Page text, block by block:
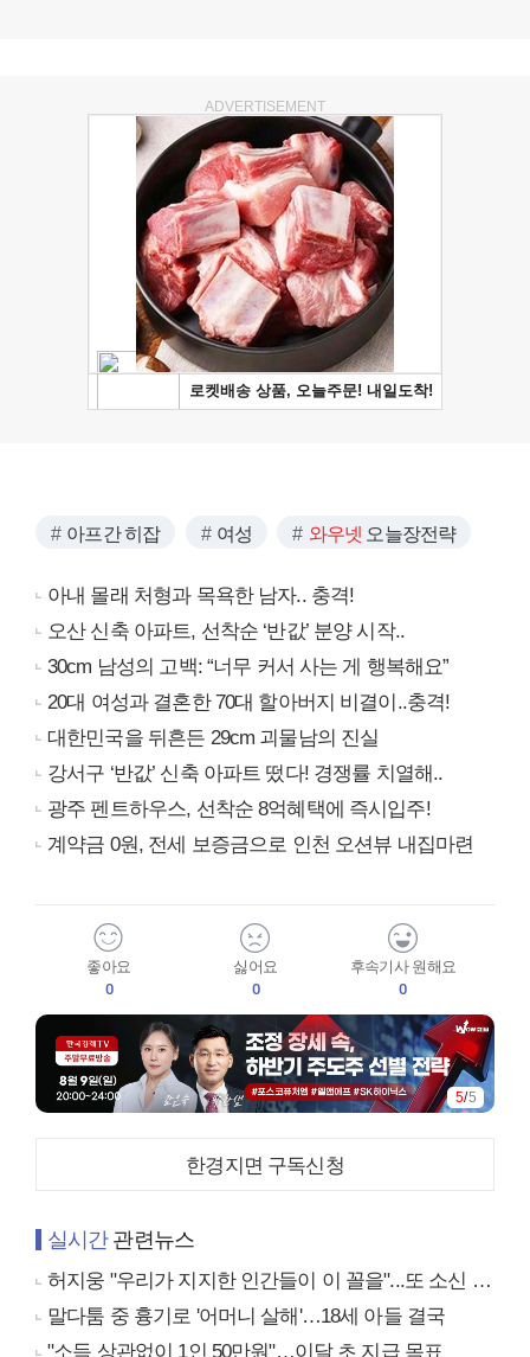
ADVERTISEMENT
아프간 히잡 여성 와우넷 오늘장전략
아내 몰래 처형과 목욕한 남자.. 충격!
오산 신축 아파트, 선착순 ‘반값’ 분양 시작..
30cm 남성의 고백: “너무 커서 사는 게 행복해요”
20대 여성과 결혼한 70대 할아버지 비결이..충격!
대한민국을 뒤흔든 29cm 괴물남의 진실
강서구 ‘반값’ 신축 아파트 떴다! 경쟁률 치열해..
광주 펜트하우스, 선착순 8억혜택에 즉시입주!
계약금 0원, 전세 보증금으로 인천 오션뷰 내집마련
좋아요
0
싫어요
0
후속기사 원해요
0
5/5
한경지면 구독신청
실시간관련뉴스
허지웅 "우리가 지지한 인간들이 이 꼴을"...또 소신 발언
말다툼 중 흉기로 '어머니 살해'…18세 아들 결국
"소득 상관없이 1인 50만원"…이달 초 지급 목표